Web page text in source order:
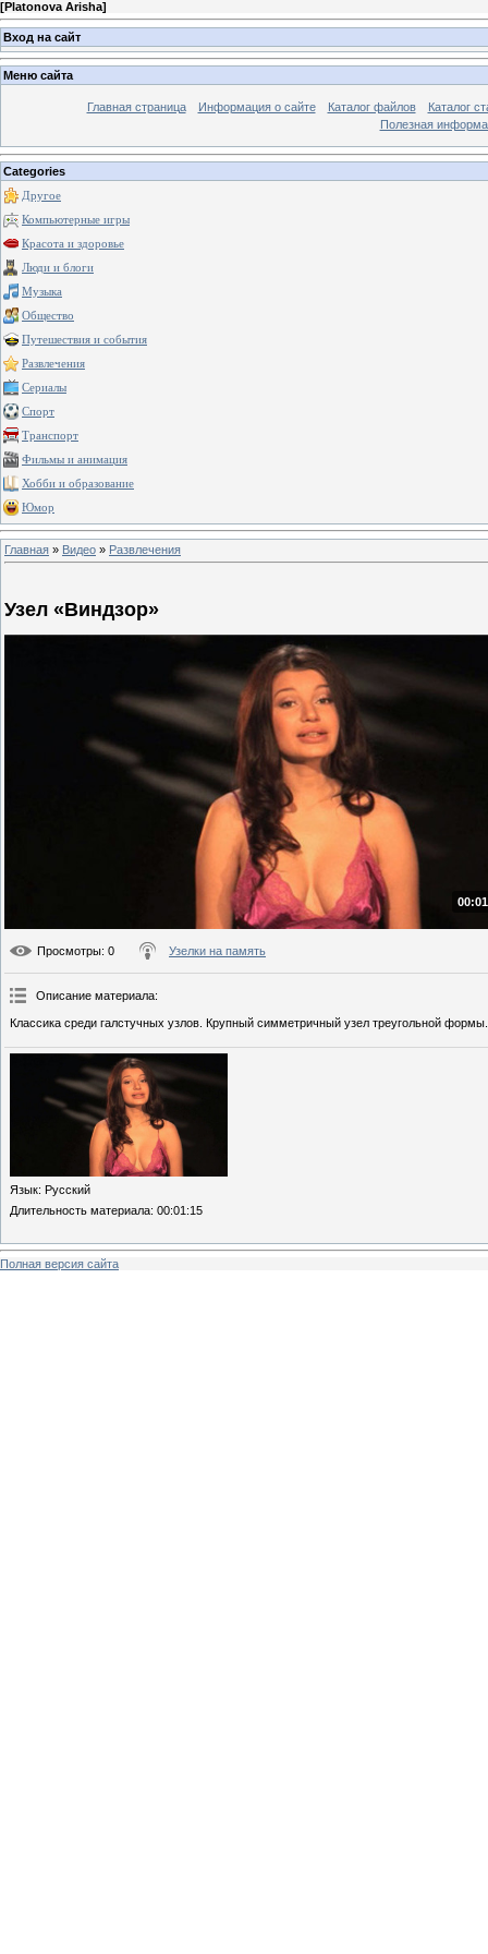
[Platonova Arisha]
Вход на сайт
Меню сайта
Главная страница Информация о сайте Каталог файлов
Каталог
Полезная
Categories
Другое
Компьютерные игры
Красота и здоровье
Люди и блоги
Музыка
Общество
Путешествия и события
Развлечения
Сериалы
Спорт
Транспорт
Фильмы и анимация
Хобби и образование
Юмор
Главная » Видео » Развлечения
Узел «Виндзор»
Просмотры: 0 Узелки на память
Описание материала:
Классика среди галстучных узлов. Крупный симметричный узел треугольной формы.
Язык: Русский
Длительность материала: 00:01:15
Полная версия сайта